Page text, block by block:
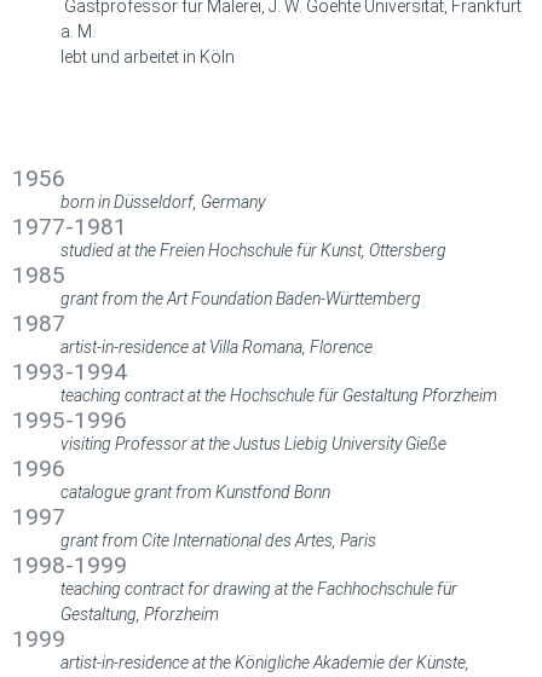
Gastprofessor für Malerei, J. W. Goehte Universität, Frankfurt
a. M.
lebt und arbeitet in Köln
1956
born in Düsseldorf, Germany
1977-1981
studied at the Freien Hochschule für Kunst, Ottersberg
1985
grant from the Art Foundation Baden-Württemberg
1987
artist-in-residence at Villa Romana, Florence
1993-1994
teaching contract at the Hochschule für Gestaltung Pforzheim
1995-1996
visiting Professor at the Justus Liebig University Gieße
1996
catalogue grant from Kunstfond Bonn
1997
grant from Cite International des Artes, Paris
1998-1999
teaching contract for drawing at the Fachhochschule für
Gestaltung, Pforzheim
1999
artist-in-residence at the Königliche Akademie der Künste,